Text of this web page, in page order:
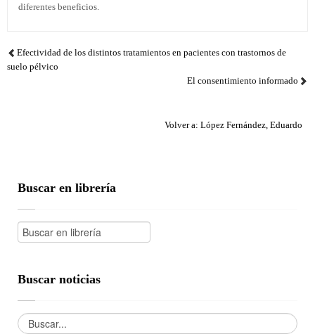
diferentes beneficios.
Efectividad de los distintos tratamientos en pacientes con trastornos de
suelo pélvico
El consentimiento informado
Volver a: López Fernández, Eduardo
Buscar en librería
Buscar noticias